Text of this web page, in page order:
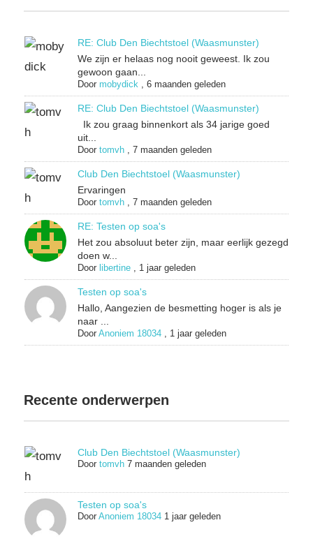
RE: Club Den Biechtstoel (Waasmunster)
We zijn er helaas nog nooit geweest. Ik zou
gewoon gaan...
Door mobydick, 6 maanden geleden
RE: Club Den Biechtstoel (Waasmunster)
Ik zou graag binnenkort als 34 jarige goed
uit...
Door tomvh, 7 maanden geleden
Club Den Biechtstoel (Waasmunster)
Ervaringen
Door tomvh, 7 maanden geleden
RE: Testen op soa's
Het zou absoluut beter zijn, maar eerlijk gezegd
doen w...
Door libertine, 1 jaar geleden
Testen op soa's
Hallo, Aangezien de besmetting hoger is als je
naar ...
Door Anoniem 18034, 1 jaar geleden
Recente onderwerpen
Club Den Biechtstoel (Waasmunster)
Door tomvh 7 maanden geleden
Testen op soa's
Door Anoniem 18034 1 jaar geleden